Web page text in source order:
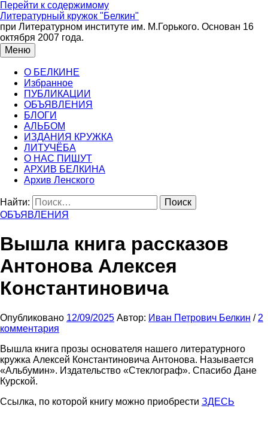
Перейти к содержимому
Литературный кружок "Белкин"
при Литературном институте им. М.Горького. Основан 16
октября 2007 года.
Меню
О БЕЛКИНЕ
Избранное
ПУБЛИКАЦИИ
ОБЪЯВЛЕНИЯ
БЛОГИ
АЛЬБОМ
ИЗДАНИЯ КРУЖКА
ЛИТУЧЁБА
О НАС ПИШУТ
АРХИВ БЕЛКИНА
Архив Ленского
Найти:
ОБЪЯВЛЕНИЯ
Вышла книга рассказов
Антонова Алексея
Константиновича
Опубликовано 12/09/2025 Автор: Иван Петрович Белкин / 2
комментария
Вышла книга прозы основателя нашего литературного
кружка Алексей Константиновича Антонова. Называется
«Альбумин». Издательство «Стеклограф». Спасибо Дане
Курской.
Ссылка, по которой книгу можно приобрести ЗДЕСЬ